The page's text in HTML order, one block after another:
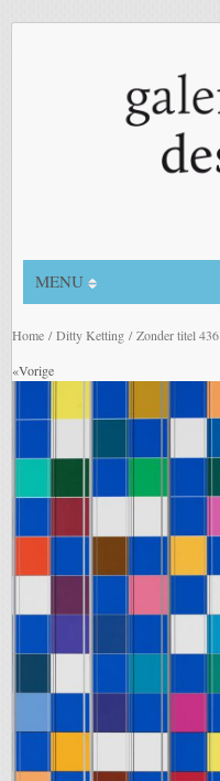
MENU
Home /Ditty Ketting / Zonder titel 436
«Vorige